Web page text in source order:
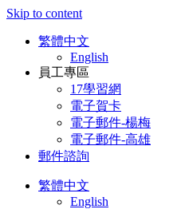
Skip to content
繁體中文
English
員工專區
17學習網
電子賀卡
電子郵件-楊梅
電子郵件-高雄
郵件諮詢
繁體中文
English